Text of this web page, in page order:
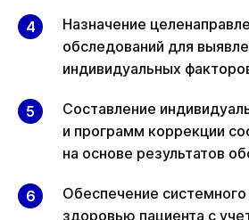
Назначение
обследований для
индивидуальных
Составление
и программ коррекции
на основе результатов
Обеспечение
здоровью пациента с